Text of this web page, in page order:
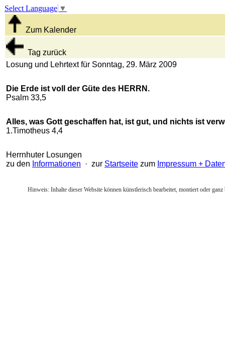
Select Language ▼
Zum Kalender
Tag zurück
Losung und Lehrtext für Sonntag, 29. März 2009
Die Erde ist voll der Güte des HERRN.
Psalm 33,5
Alles, was Gott geschaffen hat, ist gut, und nichts ist
1.Timotheus 4,4
Herrnhuter Losungen
zu den Informationen · zur Startseite zum Impressum +
Hinweis: Inhalte dieser Website können künstlerisch bearbeitet, montiert oder